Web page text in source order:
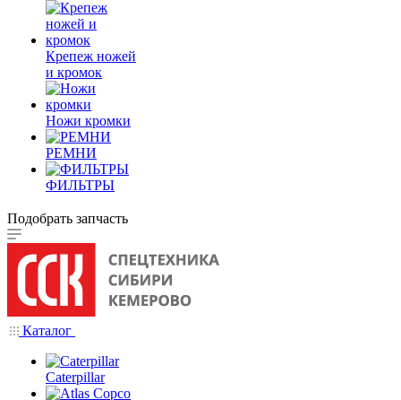
Крепеж ножей
и кромок
Ножи кромки
РЕМНИ
ФИЛЬТРЫ
Подобрать запчасть
Каталог
Caterpillar